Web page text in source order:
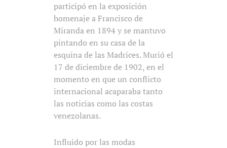
participó en la exposición
homenaje a Francisco de
Miranda en 1894 y se mantuvo
pintando en su casa de la
esquina de las Madrices. Murió el
17 de diciembre de 1902, en el
momento en que un conflicto
internacional acaparaba tanto
las noticias como las costas
venezolanas.
Influido por las modas